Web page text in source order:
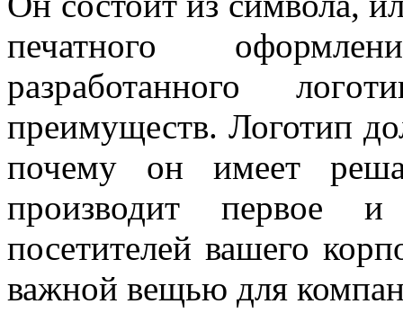
печатного
разработанного
преимуществ. Логотип
почему он имеет
производит первое и
посетителей вашего
важной вещью для